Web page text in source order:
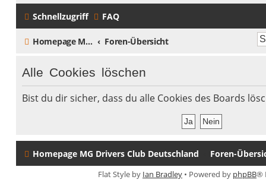
Schnellzugriff FAQ
Homepage MG Drivers Club Deutschland Foren-Übersicht
Alle Cookies löschen
Bist du dir sicher, dass du alle Cookies des Boards
Homepage MG Drivers Club Deutschland Foren-
Flat Style by Ian Bradley • Powered by phpBB®